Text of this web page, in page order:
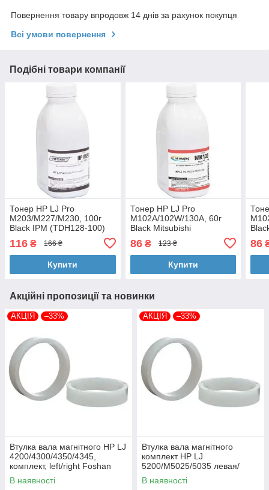
Повернення товару впродовж 14 днів за рахунок покупця
Всі умови повернення
Подібні товари компанії
Тонер HP LJ Pro
M203/M227/M230, 100г
Black IPM (TDH128-100)
116 ₴ 166 ₴
Купити
Тонер HP LJ Pro
M102A/102W/130A, 60г
Black Mitsubishi
86₴ 123 ₴
Купити
86
Акційні пропозиції та новинки
АКЦІЯ –33%
Втулка вала магнітного HP LJ
4200/4300/4350/4345,
комплект, left/right Foshan
(MAG-1338A-BSH-Foshan)
В наявності
АКЦІЯ –33%
Втулка вала магнітного
комплект HP LJ
5200/M5025/5035 левая/
правая Foshan (MAG-7516A-
BSH-Foshan)
В наявності